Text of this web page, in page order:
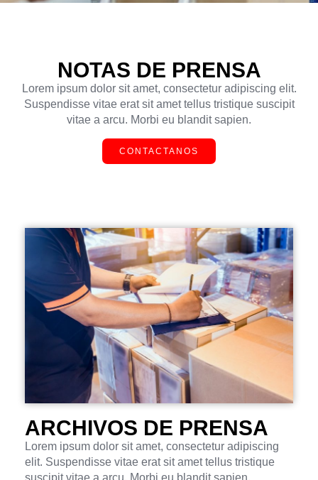
NOTAS DE PRENSA
Lorem ipsum dolor sit amet, consectetur adipiscing elit.
Suspendisse vitae erat sit amet tellus tristique suscipit
vitae a arcu. Morbi eu blandit sapien.
CONTACTANOS
ARCHIVOS DE PRENSA
Lorem ipsum dolor sit amet, consectetur adipiscing
elit. Suspendisse vitae erat sit amet tellus tristique
suscipit vitae a arcu. Morbi eu blandit sapien.